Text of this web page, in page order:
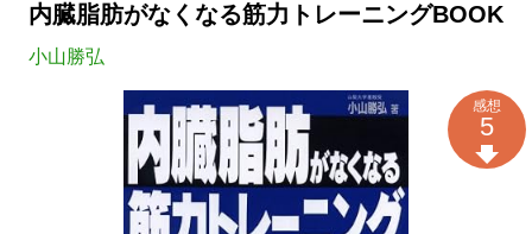
内臓脂肪がなくなる筋力トレーニングBOOK
小山勝弘
感想
5